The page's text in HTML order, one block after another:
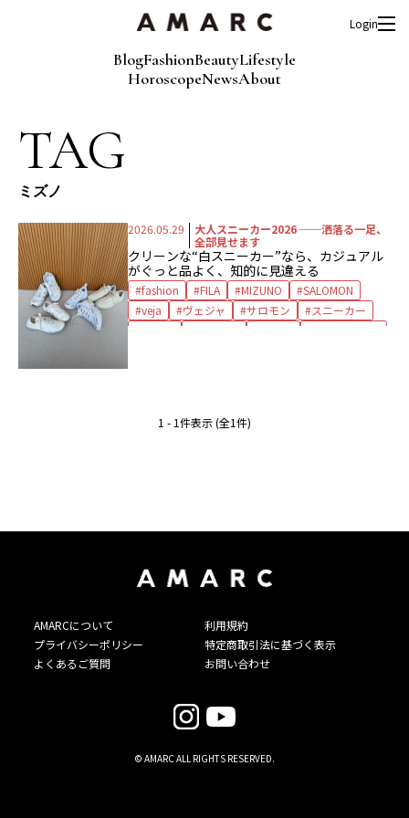
BlogFashionBeautyLifestyle
HoroscopeNewsAbout
Login
TAG
ミズノ
2026.05.29
大人スニーカー2026 ──洒落る一足、
全部見せます
クリーンな“白スニーカー”なら、カジュアル
がぐっと品よく、知的に見違える
fashion FILA MIZUNO
SALOMON
veja
ヴェジャ サロモン
スニーカー
1 - 1件表示 (全1件)
AMARCについて
利用規約
プライバシーポリシー
特定商取引法に基づく表示
よくあるご質問
お問い合わせ
© AMARC ALL RIGHTS RESERVED.